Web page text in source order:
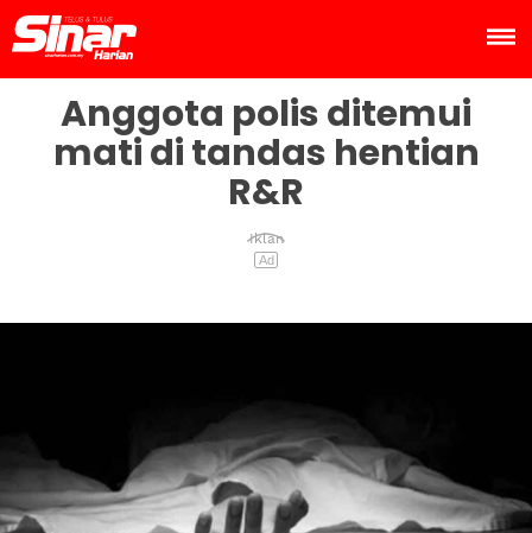
Anggota polis ditemui
mati di tandas hentian
R&R
Iklan
Ad